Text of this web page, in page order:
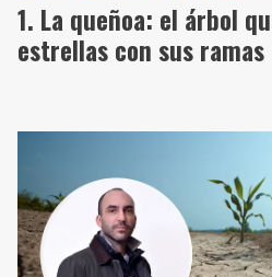
La queñoa: el árbol
estrellas con sus ramas